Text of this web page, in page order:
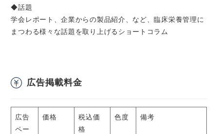
◆話題
学会レポート、企業からの製品紹介、など、臨床栄養管理に
まつわる様々な話題を取り上げるショートコラム
広告掲載料金
広告
ペー
価格
税込価
格
色度 備考